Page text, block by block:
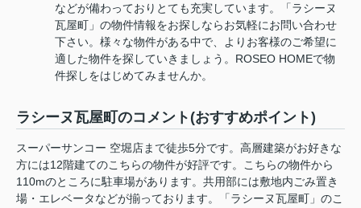
などが備わっておりとても充実しています。「ラシーヌ
瓦屋町」の物件情報をお探しならお気軽にお問い合わせ
下さい。様々な物件がある中で、よりお客様のご希望に
適した物件を探していきましょう。ROSEO HOMEで物
件探しをはじめてみませんか。
ラシーヌ瓦屋町のコメント(おすすめポイント)
スーパーサンコー 空堀店まで徒歩5分です。高層建築がお好きな
方には12階建てのこちらの物件が好評です。こちらの物件から
110mのところに駐車場があります。共用部には敷地内ごみ置き
場・エレベータなどが揃っております。「ラシーヌ瓦屋町」のこ